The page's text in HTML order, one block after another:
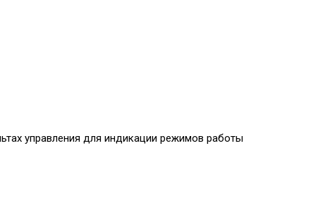
управления для индикации режимов работы